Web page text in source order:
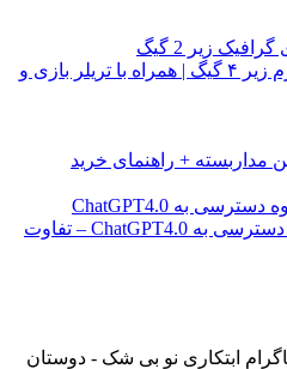
۱۰ بازی پیشنهادی برای رم زیر ۴ گیگ | همراه با تریلر بازی و
GPT-4 معرفی شد، نحوه دسترسی به ChatGPT4.0 – تفاوت
ابتکاری نو بی شک - دوستان